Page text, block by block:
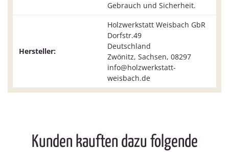
Gebrauch und Sicherheit.
Hersteller:
Holzwerkstatt Weisbach GbR
Dorfstr.49
Deutschland
Zwönitz, Sachsen, 08297
info@holzwerkstatt-
weisbach.de
Kunden kauften dazu folgende